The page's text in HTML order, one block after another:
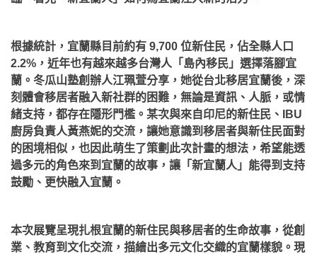
根據統計，宜蘭縣目前約有 9,700 位新住民，佔全縣人口
2.2%，近年也有越來越多台灣人「島內移民」選擇落腳宜
蘭。冬瓜山塾創辦人江珮萱分享，她從台北移居宜蘭後，深
刻體會移居者融入新社群的困難，無論是資訊、人脈，或情
緒支持，都存在隱形門檻。某次與來自印尼的新住民、IBU
廚房負責人黃燕妮的交流，讓她意識到移居者與新住民面對
的困境相似，也因此萌生了策劃此次計畫的想法，希望能透
過多元的角色來到宜蘭的故事，讓「新宜蘭人」能得到支持
鼓勵、更快融入宜蘭。
本次展覽呈現扎根宜蘭的新住民與移居者的生命故事，從創
業、教育到文化交流，描繪出多元文化交織的宜蘭樣貌。現